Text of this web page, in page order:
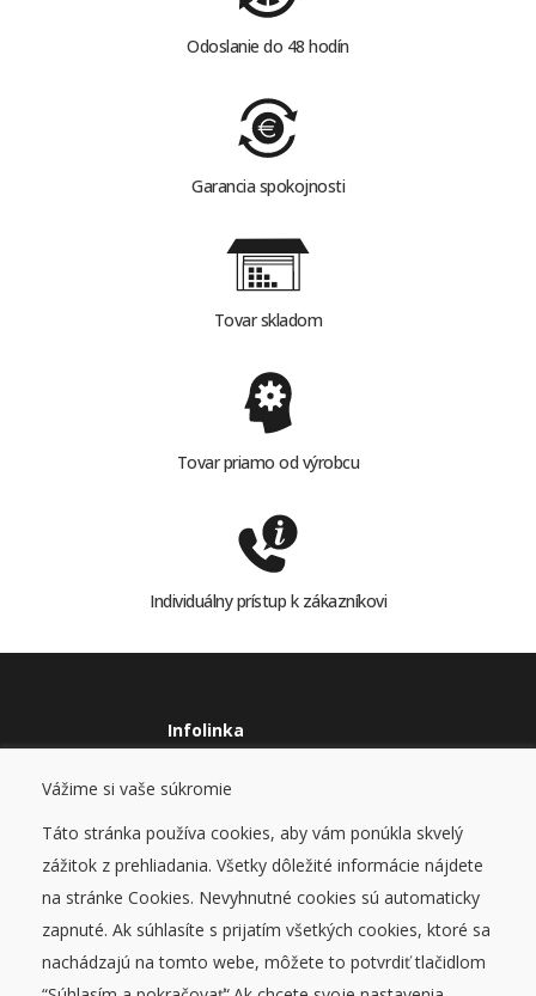
Odoslanie do 48 hodín
Garancia spokojnosti
Tovar skladom
Tovar priamo od výrobcu
Individuálny prístup k zákazníkovi
Infolinka
stavcomp@stavcomp.sk
Obchodné podmienky
Ochrana osobných údajov
Cookies
Vážime si vaše súkromie
Táto stránka používa cookies, aby vám ponúkla skvelý
zážitok z prehliadania. Všetky dôležité informácie nájdete
na stránke Cookies. Nevyhnutné cookies sú automaticky
zapnuté. Ak súhlasíte s prijatím všetkých cookies, ktoré sa
nachádzajú na tomto webe, môžete to potvrdiť tlačidlom